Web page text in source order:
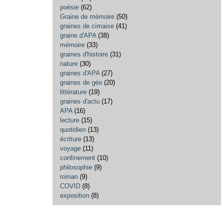
poésie (62)
Graine de mémoire (50)
graines de cimaise (41)
graine d'APA (38)
mémoire (33)
graines d'histoire (31)
nature (30)
graines d'APA (27)
graines de géo (20)
littérature (19)
graines d'actu (17)
APA (16)
lecture (15)
quotidien (13)
écriture (13)
voyage (11)
confinement (10)
philosophie (9)
roman (9)
COVID (8)
exposition (8)